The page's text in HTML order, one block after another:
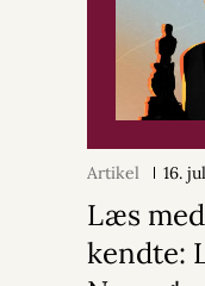
Artikel 16.
Læs
kendte: